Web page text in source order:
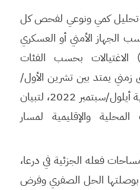
تحليل كمي ونوعي لفحص كل
بحسب الجهاز الأمني أو العسكري
المنفذ للعمليات، (2) الاغتيالات بحسب الفئات
زمني يمتد بين تشرين الأول/
أكتوبر 2021 وحتى نهاية أيلول/سبتمبر 2022، لتبيان
المحلية والإقليمية لمسار
فعله الجزئية في درعا،
بوصلتها الحل الصفري وفرض